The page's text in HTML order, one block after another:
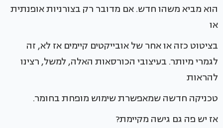
הוא מביא משהו חדש. אם מדובר רק בצורניות אופנתית
או
בציטוט כזה או אחר של אובייקטים קיימים אז לא, זה
לגמרי מיותר. בעיצובי הכורסאות האלה, למשל, רצינו
להראות
טכניקה חדשה שמאפשרת שימוש מופחת בחומר.
אז יש פה גם גישה מקיימת?